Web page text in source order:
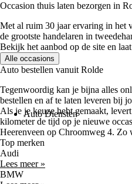
Auto Diensten
Occasion thuis laten bezorgen in
Met al ruim 30 jaar ervaring in het
de grootste handelaren in
Bekijk het aanbod op de site en
Alle occasions
Auto bestellen vanuit Rolde
Tegenwoordig kan je bijna alles
bestellen en af te laten leveren bij
Als je je keuze hebt gemaakt,
kilometer de tijd op je nieuwe
Heerenveen op Chroomweg 4. Zo
Top merken
Audi
Lees meer »
BMW